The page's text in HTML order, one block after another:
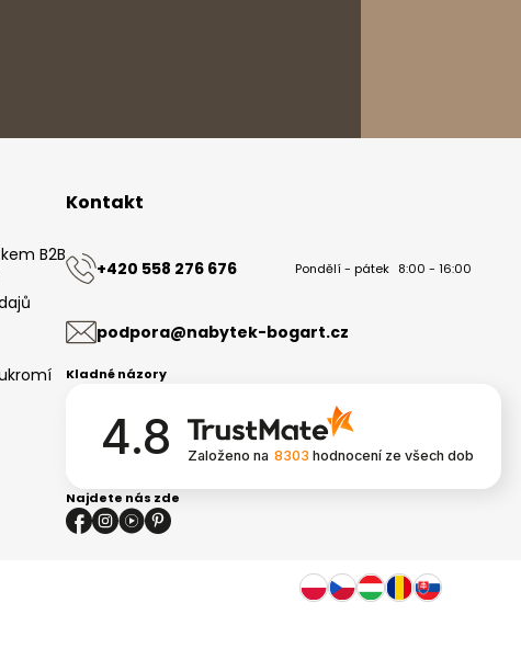
B2B
Kontakt
+420 558 276 676 Pondělí - pátek 8:00 - 16:00
podpora@nabytek-bogart.cz
Kladné názory
4.8 Založeno na 8303 hodnocení ze všech dob
Najdete nás zde